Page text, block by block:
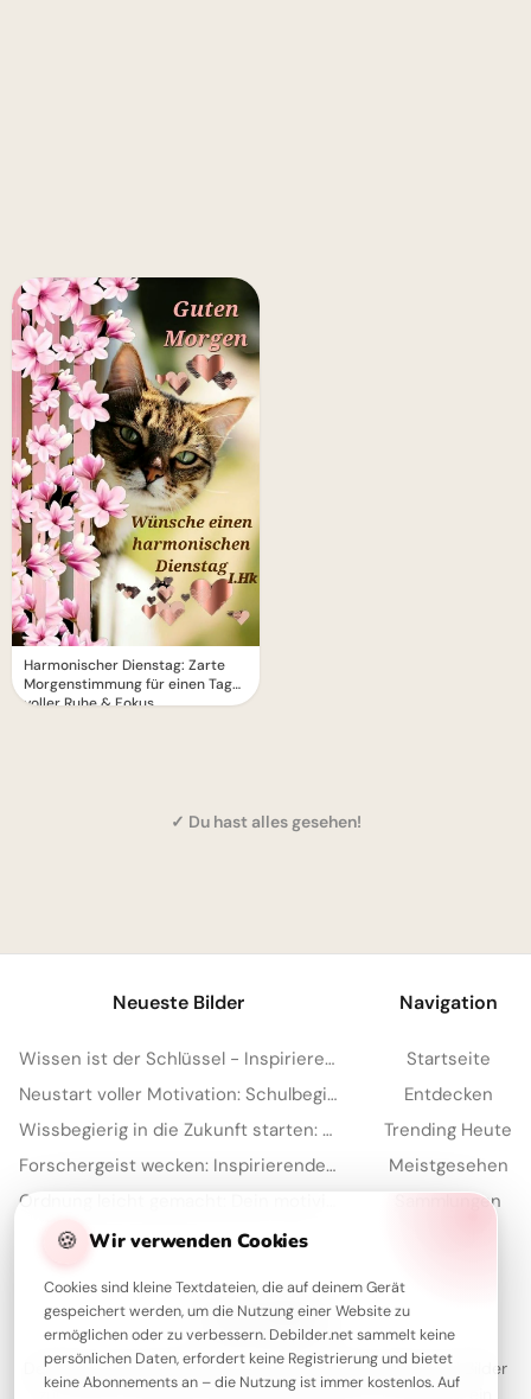
Harmonischer Dienstag: Zarte
Morgenstimmung für einen Tag
voller Ruhe & Fokus
✓ Du hast alles gesehen!
🍪 Wir verwenden Cookies
Cookies sind kleine Textdateien, die auf deinem Gerät
gespeichert werden, um die Nutzung einer Website zu
ermöglichen oder zu verbessern. Debilder.net sammelt keine
persönlichen Daten, erfordert keine Registrierung und bietet
keine Abonnements an – die Nutzung ist immer kostenlos. Auf
Neueste Bilder
Wissen ist der Schlüssel - Inspirierende Schulstart Bilder für Telegram
Neustart voller Motivation: Schulbeginn inspirieren und auf TikTok verbreiten!
Wissbegierig in die Zukunft starten: Dein 'Lesen bildet' Bild für Snapchat
Forschergeist wecken: Inspirierende Schulstart-Bilder für Facebook
Navigation
Startseite
Entdecken
Trending Heute
Meistgesehen
Sammlungen
Über Debilder
Debilder ist deine Plattform für die schönsten Grüße und Bilder
zum Teilen. Entdecke unsere Sammlung und verschenke ein